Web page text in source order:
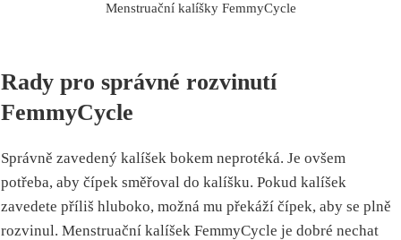
Menstruační kalíšky FemmyCycle
Rady pro správné rozvinutí
FemmyCycle
Správně zavedený kalíšek bokem neprotéká. Je ovšem
potřeba, aby čípek směřoval do kalíšku. Pokud kalíšek
zavedete příliš hluboko, možná mu překáží čípek, aby se plně
rozvinul. Menstruační kalíšek FemmyCycle je dobré nechat